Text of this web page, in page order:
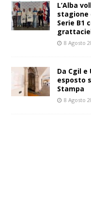
L’Alba
stagione
Serie B1
8 Agosto
Da Cgil
esposto
Stampa
8 Agosto